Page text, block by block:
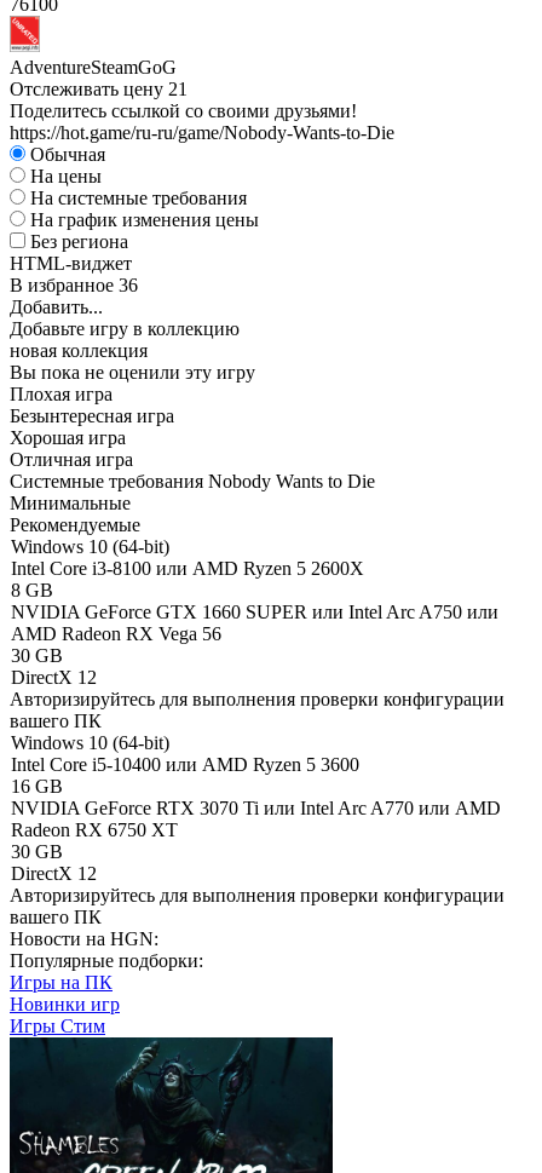
76 100
AdventureSteamGoG
Отслеживать цену 21
Поделитесь ссылкой со своими друзьями!
https://hot.game/ru-ru/game/Nobody-Wants-to-Die
Обычная
На цены
На системные требования
На график изменения цены
Без региона
HTML-виджет
В избранное 36
Добавить...
Добавьте игру в коллекцию
новая коллекция
Вы пока не оценили эту игру
Плохая игра
Безынтересная игра
Хорошая игра
Отличная игра
Системные требования Nobody Wants to Die
Минимальные
Рекомендуемые
Windows 10 (64-bit)
Intel Core i3-8100 или AMD Ryzen 5 2600X
8 GB
NVIDIA GeForce GTX 1660 SUPER или Intel Arc A750 или
AMD Radeon RX Vega 56
30 GB
DirectX 12
Авторизируйтесь для выполнения проверки конфигурации
вашего ПК
Windows 10 (64-bit)
Intel Core i5-10400 или AMD Ryzen 5 3600
16 GB
NVIDIA GeForce RTX 3070 Ti или Intel Arc A770 или AMD
Radeon RX 6750 XT
30 GB
DirectX 12
Авторизируйтесь для выполнения проверки конфигурации
вашего ПК
Новости на HGN:
Популярные подборки:
Игры на ПК
Новинки игр
Игры Стим